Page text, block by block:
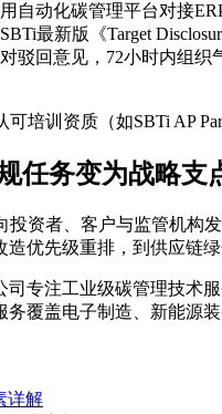
用自动化碳管理平台对接
SBTi最新版《Target
对驳回意见，72小时内组
培训资质（如SBTi AP
任务变为战略支
投资者、客户与监管机
造优先级重排，到供应链
专注工业级碳管理技术
务覆盖电子制造、新能
详解